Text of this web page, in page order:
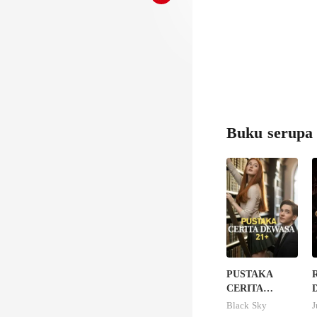
Buku serupa
PUSTAKA
CERITA
DEWASA 21+
Black Sky